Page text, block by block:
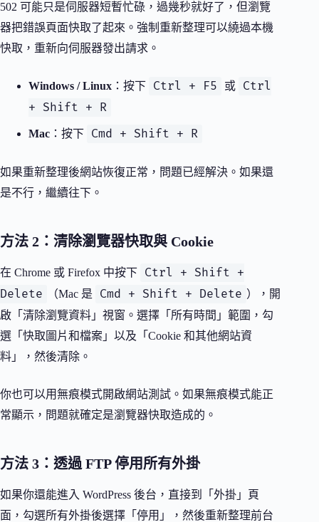
502 可能只是伺服器短暫忙碌，過幾秒就好了，但瀏覽
器把錯誤頁面快取了起來。強制重新整理可以繞過本機
快取，重新向伺服器發出請求。
Windows / Linux ：按下 Ctrl + F5 或
Ctrl
+ Shift + R
Mac ：按下 Cmd + Shift + R
如果重新整理後網站恢復正常，問題已經解決。如果還
是不行，繼續往下。
方法 2：清除瀏覽器快取與 Cookie
在 Chrome 或 Firefox 中按下
Ctrl + Shift +
Delete
（Mac 是 Cmd + Shift + Delete ），開
啟「清除瀏覽資料」視窗。選擇「所有時間」範圍，勾
選「快取圖片和檔案」以及「Cookie 和其他網站資
料」，然後清除。
你也可以用無痕模式開啟網站測試。如果無痕模式能正
常顯示，問題就確定是瀏覽器快取造成的。
方法 3：透過 FTP 停用所有外掛
如果你還能進入 WordPress 後台，直接到「外掛」頁
面，勾選所有外掛後選擇「停用」，然後重新整理前台